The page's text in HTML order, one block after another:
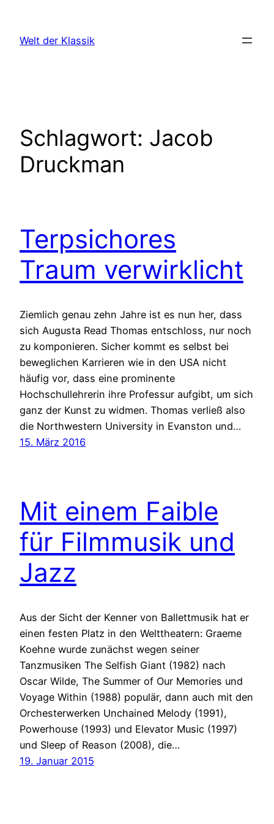
springen
Welt der Klassik
Schlagwort: Jacob
Druckman
Terpsichores
Traum verwirklicht
Ziemlich genau zehn Jahre ist es nun her, dass
sich Augusta Read Thomas entschloss, nur noch
zu komponieren. Sicher kommt es selbst bei
beweglichen Karrieren wie in den USA nicht
häufig vor, dass eine prominente
Hochschullehrerin ihre Professur aufgibt, um sich
ganz der Kunst zu widmen. Thomas verließ also
die Northwestern University in Evanston und…
15. März 2016
Mit einem Faible
für Filmmusik und
Jazz
Aus der Sicht der Kenner von Ballettmusik hat er
einen festen Platz in den Welttheatern: Graeme
Koehne wurde zunächst wegen seiner
Tanzmusiken The Selfish Giant (1982) nach
Oscar Wilde, The Summer of Our Memories und
Voyage Within (1988) populär, dann auch mit den
Orchesterwerken Unchained Melody (1991),
Powerhouse (1993) und Elevator Music (1997)
und Sleep of Reason (2008), die…
19. Januar 2015